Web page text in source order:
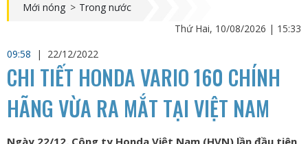
Mới nóng > Trong nước
Thứ Hai, 10/08/2026 | 15:33
09:58
| 22/12/2022
CHI TIẾT HONDA VARIO 160 CHÍNH
HÃNG VỪA RA MẮT TẠI VIỆT NAM
Ngày 22/12, Công ty Honda Việt Nam (HVN) lần đầu tiên